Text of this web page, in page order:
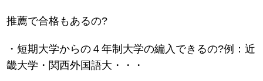
推薦で合格もあるの?
・短期大学からの４年制大学の編入できるの?例：近
畿大学・関西外国語大・・・